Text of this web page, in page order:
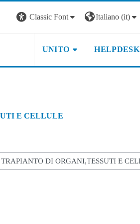
Classic Font
Italiano ‎(it)‎
UNITO HELPDESK
E CELLULE